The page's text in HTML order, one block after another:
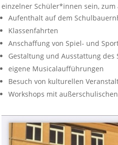
einzelner Schüler*innen sein,
Aufenthalt auf dem
Klassenfahrten
Anschaffung von Spiel- und
Gestaltung und Ausstattung des
eigene Musicalaufführungen
Besuch von kulturellen
Workshops mit